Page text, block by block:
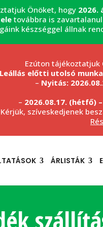
Önöket, hogy 2026.
továbbra is
készséggel állnak
Ezúton tájékoztatjuk
Leállás előtti utolsó
– Nyitás:
– 2026.08.17. (hétfő)
Kérjük, szíveskedjenek
ÁRLISTÁK